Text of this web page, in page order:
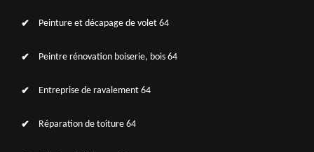
Peinture et décapage de volet 64
Peintre rénovation boiserie, bois 64
Entreprise de ravalement 64
Réparation de toiture 64